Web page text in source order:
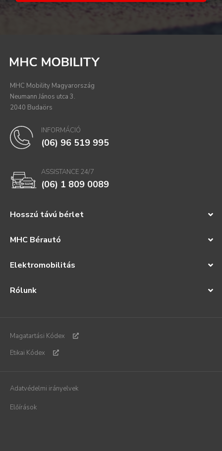
Hosszú távú bérlet
MHC Bérautó
Elektromobilitás
Rólunk
MHC Mobility Magyarország
Neumann János utca 3.
2040 Budaörs
INFORMÁCIÓ
(06) 96 519 995
ASSISTANCE 24/7
(06) 1 809 0089
Magatartási Kódex
Etikai Kódex
Adatvédelmi irányelvek
Előírások